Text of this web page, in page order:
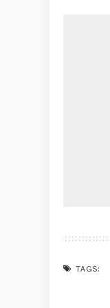
TAGS: